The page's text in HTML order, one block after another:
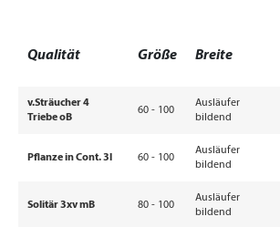
Qualität Größe Breite
v.Sträucher 4
Triebe oB
60 - 100
Ausläufer
bildend
Pflanze in Cont. 3l 60 - 100
Ausläufer
bildend
Solitär 3xv mB 80 - 100
Ausläufer
bildend